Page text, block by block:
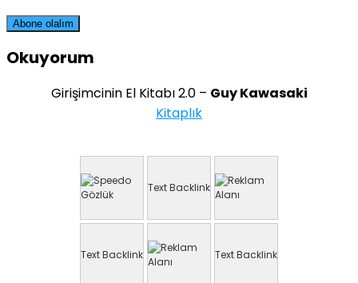
Okuyorum
Girişimcinin El Kitabı 2.0 – Guy Kawasaki
Kitaplık
Text Backlink
Text Backlink Text Backlink